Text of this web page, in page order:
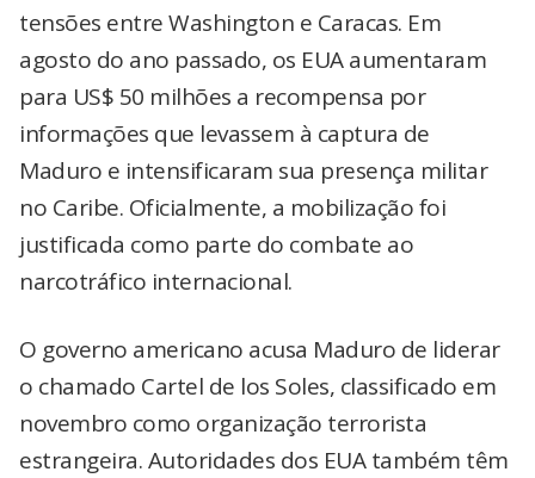
tensões entre Washington e Caracas. Em
agosto do ano passado, os EUA aumentaram
para US$ 50 milhões a recompensa por
informações que levassem à captura de
Maduro e intensificaram sua presença militar
no Caribe. Oficialmente, a mobilização foi
justificada como parte do combate ao
narcotráfico internacional.
O governo americano acusa Maduro de liderar
o chamado Cartel de los Soles, classificado em
novembro como organização terrorista
estrangeira. Autoridades dos EUA também têm